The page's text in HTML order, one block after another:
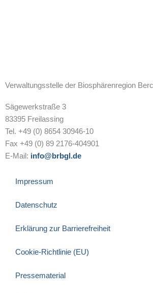
Verwaltungsstelle der Biosphärenregion
Sägewerkstraße 3
83395 Freilassing
Tel. +49 (0) 8654 30946-10
Fax +49 (0) 89 2176-404901
E-Mail: info@brbgl.de
Impressum
Datenschutz
Erklärung zur Barrierefreiheit
Cookie-Richtlinie (EU)
Pressematerial